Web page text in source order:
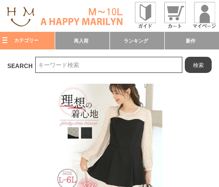
カテゴリー 再入荷 ランキング 新作
SEARCH 検索